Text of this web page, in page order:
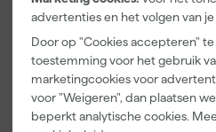
advertenties en het volgen van
Door op "Cookies accepteren"
toestemming voor het gebruik
marketingcookies voor
voor "Weigeren", dan plaatsen
beperkt analytische cookies.
50mx24mm
Morgen
bezorgd
Adviesprijs 6,00
3,99
r
Morgen
bezorgd
22,00